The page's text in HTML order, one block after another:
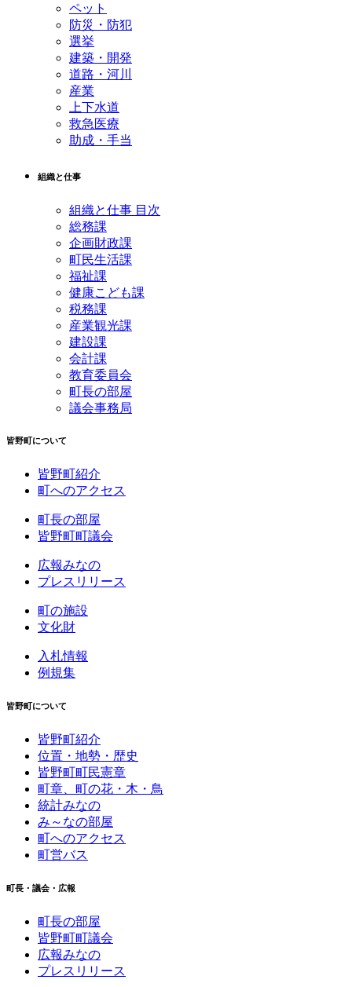
ペット
防災・防犯
選挙
建築・開発
道路・河川
産業
上下水道
救急医療
助成・手当
組織と仕事
組織と仕事 目次
総務課
企画財政課
町民生活課
福祉課
健康こども課
税務課
産業観光課
建設課
会計課
教育委員会
町長の部屋
議会事務局
皆野町について
皆野町紹介
町へのアクセス
町長の部屋
皆野町町議会
広報みなの
プレスリリース
町の施設
文化財
入札情報
例規集
皆野町について
皆野町紹介
位置・地勢・歴史
皆野町町民憲章
町章、町の花・木・鳥
統計みなの
み～なの部屋
町へのアクセス
町営バス
町長・議会・広報
町長の部屋
皆野町町議会
広報みなの
プレスリリース